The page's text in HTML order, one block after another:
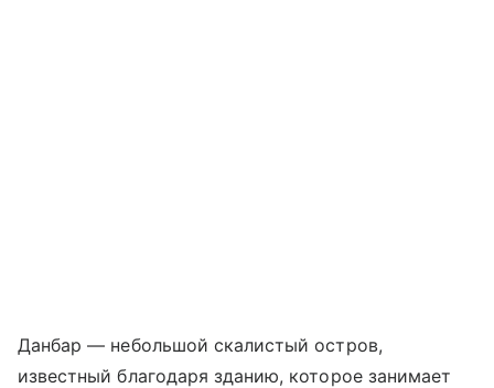
Данбар — небольшой скалистый остров,
известный благодаря зданию, которое занимает